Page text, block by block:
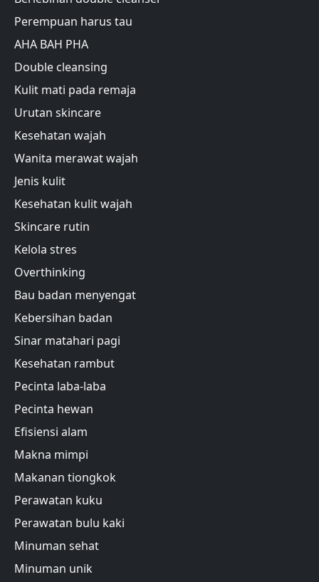
Perempuan harus tau
AHA BAH PHA
Double cleansing
Kulit mati pada remaja
Urutan skincare
Kesehatan wajah
Wanita merawat wajah
Jenis kulit
Kesehatan kulit wajah
Skincare rutin
Kelola stres
Overthinking
Bau badan menyengat
Kebersihan badan
Sinar matahari pagi
Kesehatan rambut
Pecinta laba-laba
Pecinta hewan
Efisiensi alam
Makna mimpi
Makanan tiongkok
Perawatan kuku
Perawatan bulu kaki
Minuman sehat
Minuman unik